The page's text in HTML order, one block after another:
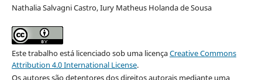
Nathalia Salvagni Castro, Iury Matheus Holanda de Sousa
Este trabalho está licenciado sob uma licençaCreative Commons
Attribution 4.0 International License.
Os autores são detentores dos direitos autorais mediante uma